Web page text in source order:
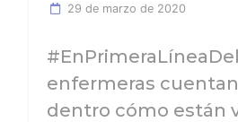
29 de marzo de 2020
enfermeras
dentro cómo están